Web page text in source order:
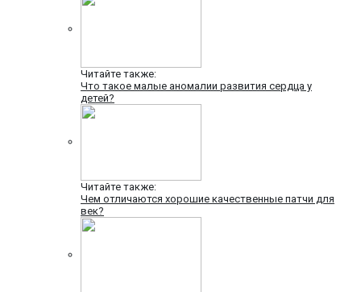
Читайте также:
Что такое малые аномалии развития сердца у
детей?
Читайте также:
Чем отличаются хорошие качественные патчи для
век?